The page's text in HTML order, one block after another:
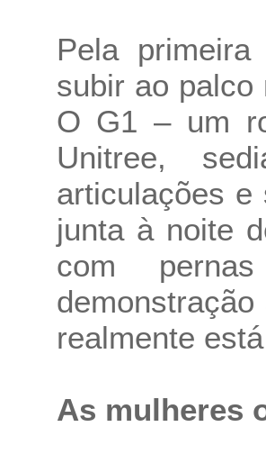
Pela
subir ao palco
O G1 – um
Unitree,
articulações e
junta à noite
com
realmente
As mulheres